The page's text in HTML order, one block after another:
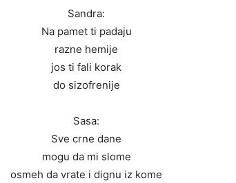
Sandra:
Na pamet ti padaju
razne hemije
jos ti fali korak
do sizofrenije
Sasa:
Sve crne dane
mogu da mi slome
osmeh da vrate i dignu iz kome